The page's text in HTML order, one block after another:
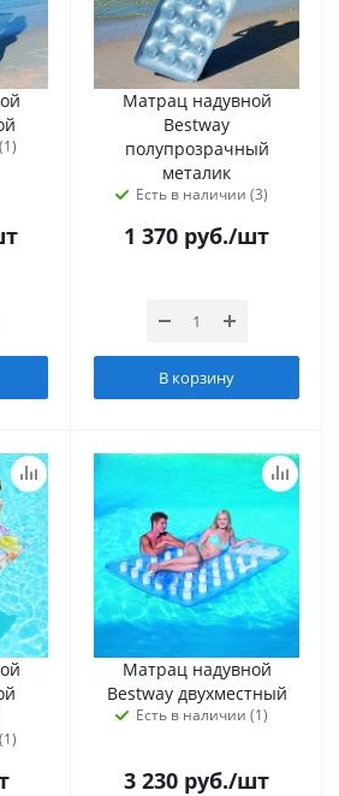
Матрац надувной
Bestway
полупрозрачный
металик
Есть в наличии (3)
1 370 руб./шт
В корзину
Матрац надувной
Bestway двухместный
Есть в наличии (1)
3 230 руб./шт